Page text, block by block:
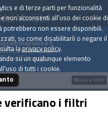
dei Ministri
e il
economica
dal 1967 a oggi
verificano i filtri
Mostra filtri
e di terze parti per funzionalità
non acconsenti all'uso dei cookie di
potrebbero non essere disponibili.
su come disabilitarli o negare il
laprivacy policy.
su un qualunque elemento
di tutti i cookie.